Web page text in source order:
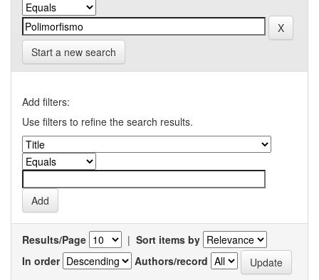
Start a new search
Add filters:
Use filters to refine the search results.
Results/Page | Sort items by
In order
Authors/record